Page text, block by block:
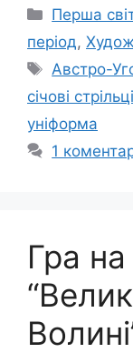
Категорії
Перша
період,
Позначки
Австро-
січові стрільці
уніформа
1
Гра